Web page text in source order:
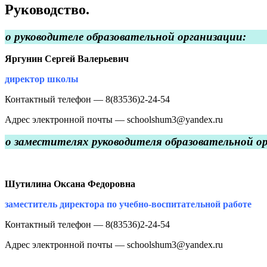
Руководство.
о руководителе образовательной организации:
Яргунин Сергей Валерьевич
директор школы
Контактный телефон — 8(83536)2-24-54
Адрес электронной почты — schoolshum3@yandex.ru
о заместителях руководителя образовательной
Шутилина Оксана Федоровна
заместитель директора по учебно-воспитательной работе
Контактный телефон — 8(83536)2-24-54
Адрес электронной почты — schoolshum3@yandex.ru